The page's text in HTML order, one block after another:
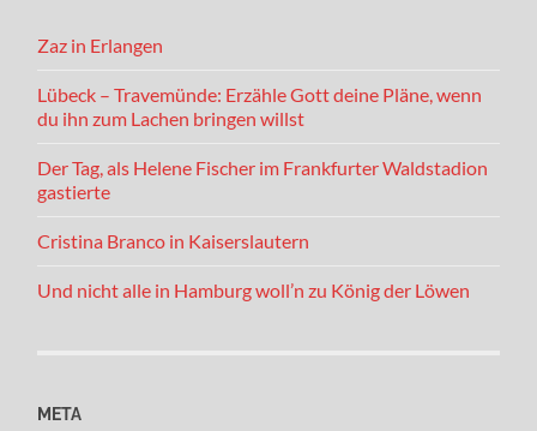
Zaz in Erlangen
Lübeck – Travemünde: Erzähle Gott deine Pläne, wenn
du ihn zum Lachen bringen willst
Der Tag, als Helene Fischer im Frankfurter Waldstadion
gastierte
Cristina Branco in Kaiserslautern
Und nicht alle in Hamburg woll’n zu König der Löwen
META